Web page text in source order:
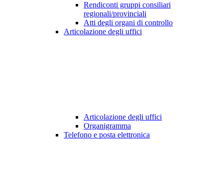
Rendiconti gruppi consiliari
regionali/provinciali
Atti degli organi di controllo
Articolazione degli uffici
Articolazione degli uffici
Organigramma
Telefono e posta elettronica